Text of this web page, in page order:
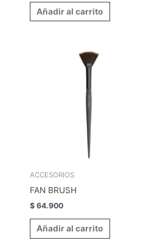
Añadir al carrito
ACCESORIOS
FAN BRUSH
$ 64.900
Añadir al carrito